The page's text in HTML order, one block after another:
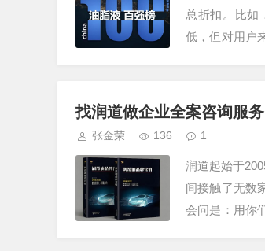
总折扣。比如
低，但对用户
找润道做企业全案咨询服
张金荣 136 1
润道起始于
间接触了无数
会问是：用你